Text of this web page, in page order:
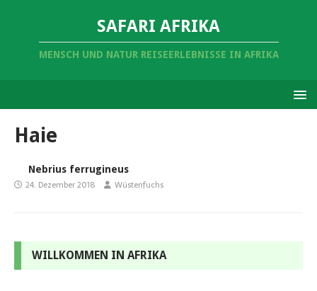
SAFARI AFRIKA
MENSCH UND NATUR REISEERLEBNISSE IN AFRIKA
Haie
Nebrius ferrugineus
24. Dezember 2018 Wüstenfuchs
WILLKOMMEN IN AFRIKA